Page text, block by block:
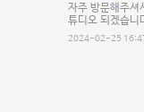
자주 방문해주
튜디오 되겠습
2024-02-25